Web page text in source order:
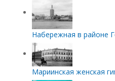
Набережная в районе
Мариинская женская